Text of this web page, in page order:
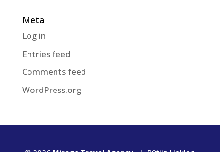
Meta
Log in
Entries feed
Comments feed
WordPress.org